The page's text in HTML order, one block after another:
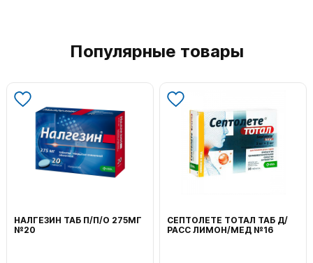
Популярные товары
НАЛГЕЗИН ТАБ П/П/О 275МГ
№20
СЕПТОЛЕТЕ ТОТАЛ ТАБ Д/
РАСС ЛИМОН/МЕД №16